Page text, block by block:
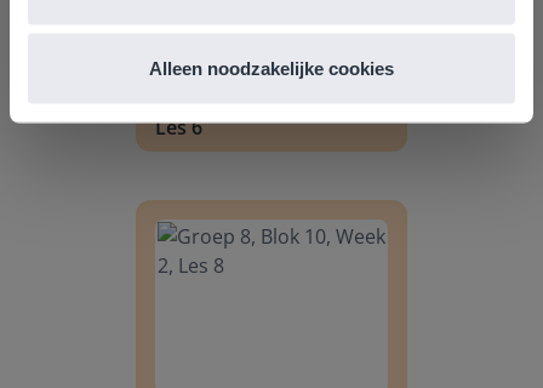
Alleen noodzakelijke cookies
Les
Les 6